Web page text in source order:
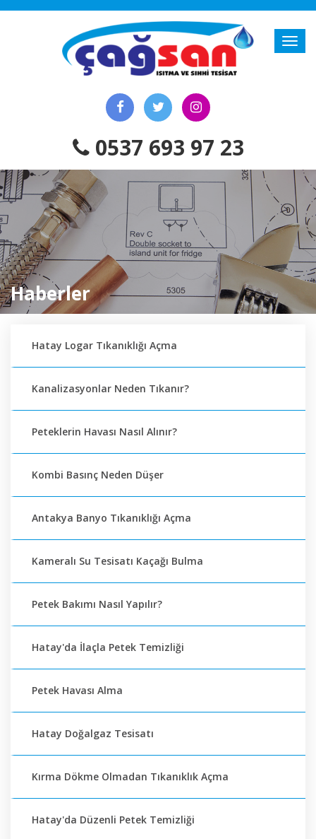
0537 693 97 23
Haberler
Hatay Logar Tıkanıklığı Açma
Kanalizasyonlar Neden Tıkanır?
Peteklerin Havası Nasıl Alınır?
Kombi Basınç Neden Düşer
Antakya Banyo Tıkanıklığı Açma
Kameralı Su Tesisatı Kaçağı Bulma
Petek Bakımı Nasıl Yapılır?
Hatay'da İlaçla Petek Temizliği
Petek Havası Alma
Hatay Doğalgaz Tesisatı
Kırma Dökme Olmadan Tıkanıklık Açma
Hatay'da Düzenli Petek Temizliği